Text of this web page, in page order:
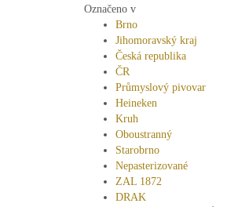
Označeno v
Brno
Jihomoravský kraj
Česká republika
ČR
Průmyslový pivovar
Heineken
Kruh
Oboustranný
Starobrno
Nepasterizované
ZAL 1872
DRAK